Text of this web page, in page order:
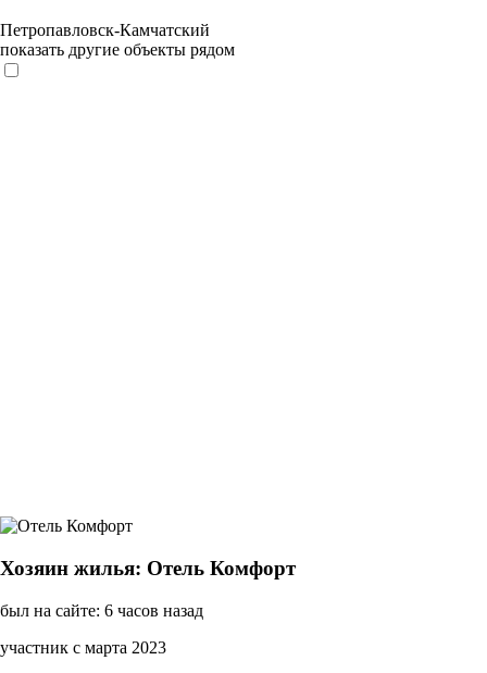
Петропавловск-Камчатский
показать другие объекты рядом
Хозяин жилья: Отель Комфорт
был на сайте: 6 часов назад
участник с марта 2023